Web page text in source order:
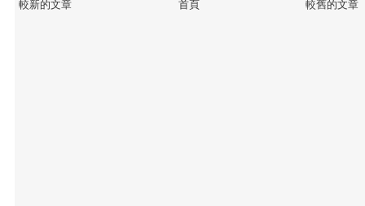
較新的文章 較舊的文章
首頁